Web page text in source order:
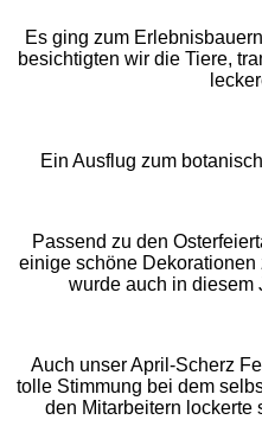
Es ging zum
besichtigten wir die Tiere,
Ein Ausflug zum
Passend zu den
einige schöne
wurde auch in diesem
Auch unser April-Scherz
tolle Stimmung bei dem
den Mitarbeitern lockerte